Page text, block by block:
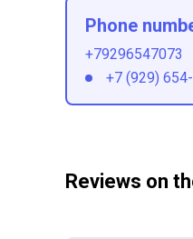
Phone
+79296547073
+7 (929)
Reviews on